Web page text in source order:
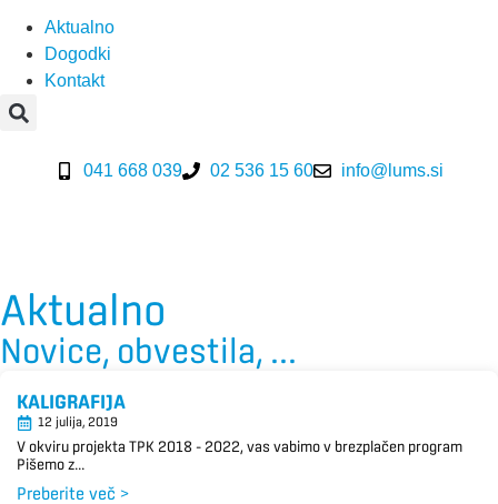
Aktualno
Dogodki
Kontakt
041 668 039 02 536 15 60 info@lums.si
Aktualno
Novice, obvestila, ...
KALIGRAFIJA
12 julija, 2019
V okviru projekta TPK 2018 – 2022, vas vabimo v brezplačen program
Pišemo z...
Preberite več >